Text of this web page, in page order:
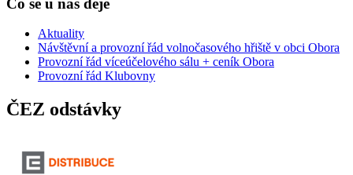
Aktuality
Návštěvní a provozní řád volnočasového hřiště v obci Obora
Provozní řád víceúčelového sálu + ceník Obora
Provozní řád Klubovny
ČEZ odstávky